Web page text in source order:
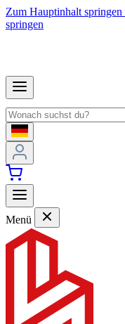
Zum Hauptinhalt springen
springen
Menü